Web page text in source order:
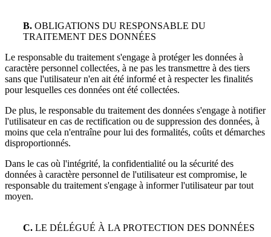
B. OBLIGATIONS DU RESPONSABLE DU
TRAITEMENT DES DONNÉES
Le responsable du traitement s'engage à protéger les données à
caractère personnel collectées, à ne pas les transmettre à des tiers
sans que l'utilisateur n'en ait été informé et à respecter les finalités
pour lesquelles ces données ont été collectées.
De plus, le responsable du traitement des données s'engage à notifier
l'utilisateur en cas de rectification ou de suppression des données, à
moins que cela n'entraîne pour lui des formalités, coûts et démarches
disproportionnés.
Dans le cas où l'intégrité, la confidentialité ou la sécurité des
données à caractère personnel de l'utilisateur est compromise, le
responsable du traitement s'engage à informer l'utilisateur par tout
moyen.
C. LE DÉLÉGUÉ À LA PROTECTION DES DONNÉES